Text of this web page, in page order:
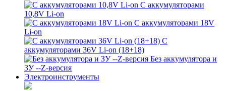
С аккумуляторами
10,8V Li-on
С аккумуляторами 18V
Li-on
С
аккумуляторами 36V Li-on (18+18)
Без аккумулятора и
ЗУ --Z-версия
Электроинструменты